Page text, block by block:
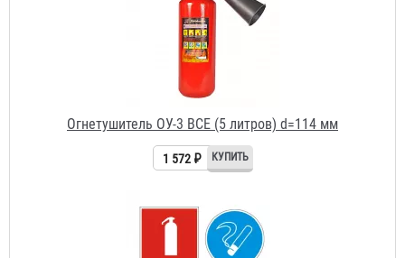
1 572 ₽
Знак на самоклеящейся пленке 150х150, 150х300,
100х100, 50х150 мм